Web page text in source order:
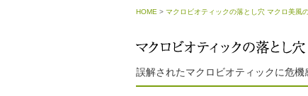
HOME > マクロビオティックの落とし穴 マクロ美風
誤解されたマクロビオティックに危機